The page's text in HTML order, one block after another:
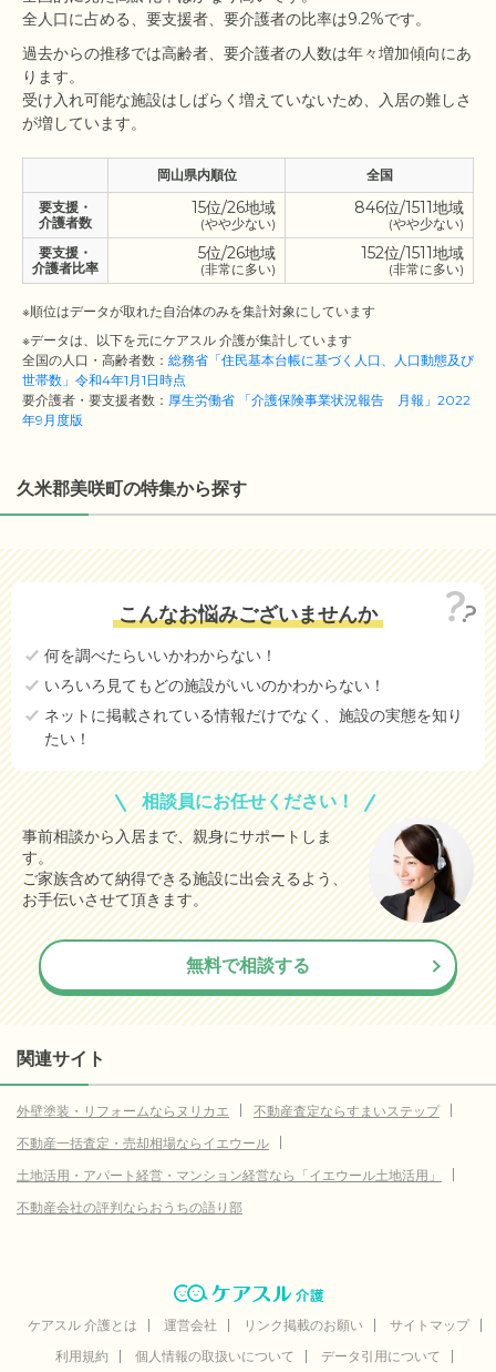
過去からの推移では高齢者、要介護者の人数は年々増加傾向にあ
ります。
受け入れ可能な施設はしばらく増えていないため、入居の難しさ
岡山県内順位
全国
要支援・
介護者数
15位/26地域
(やや少ない)
846位/1511地域
(やや少ない)
要支援・
介護者比率
5位/26地域
(非常に多い)
152位/1511地域
(非常に多い)
※順位はデータが取れた自治体のみを集計対象にしています
※データは、以下を元にケアスル 介護が集計しています
全国の人口・高齢者数： 総務省「住民基本台帳に基づく人口、人口動態及び
世帯数」令和4年1月1日時点
要介護者・要支援者数： 厚生労働省 「介護保険事業状況報告 月報」2022
年9月度版
久米郡美咲町の特集から探す
こんなお悩みございませんか
何を調べたらいいかわからない！
いろいろ見てもどの施設がいいのかわからない！
ネットに掲載されている情報だけでなく、施設の実態を知り
たい！
相談員にお任せください！
事前相談から入居まで、親身にサポートしま
す。
ご家族含めて納得できる施設に出会えるよう、
お手伝いさせて頂きます。
無料で相談する
関連サイト
外壁塗装・リフォームならヌリカエ
不動産査定ならすまいステップ
不動産一括査定・売却相場ならイエウール
土地活用・アパート経営・マンション経営なら「イエウール土地活用」
不動産会社の評判ならおうちの語り部
ケアスル 介護とは 運営会社 リンク掲載のお願い
サイトマップ
利用規約
個人情報の取扱いについて データ引用について